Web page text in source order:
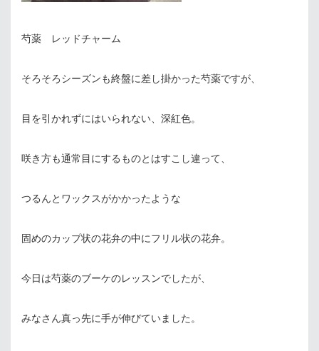
芍薬 レッドチャーム
そろそろシーズンも終盤に差し掛かった芍薬ですが、
目を引かれずにはいられない、深紅色。
咲き方も通常目にするものとはすこし違って、
つるんとワックスがかかったような
固めのカップ状の花弁の中にフリル状の花弁。
今日は芍薬のブーケのレッスンでしたが、
みなさん真っ先に手が伸びていました。